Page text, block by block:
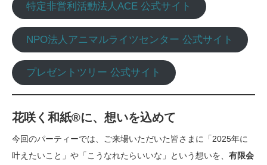
特定非営利活動法人ACE 公式サイト
NPO法人アニマルライツセンター 公式サイト
プレゼントツリー 公式サイト
花咲く和紙®️に、想いを込めて
今回のパーティーでは、ご来場いただいた皆さまに「2025年に
叶えたいこと」や「こうなれたらいいな」という想いを、 有限会